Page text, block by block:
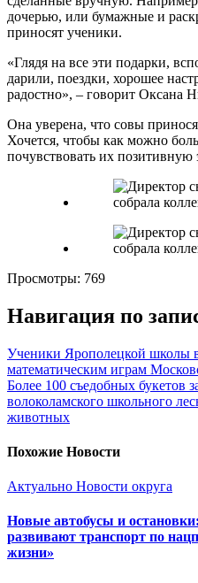
дочерью, или бумажные и
приносят ученики.
«Глядя на все эти подарки,
дарили, поездки, хорошее
радостно», – говорит Оксана
Она уверена, что совы
Хочется, чтобы как можно
почувствовать их позитивную
Просмотры: 769
Навигация по
Ученики Ярополецкой школы
математическим играм
Более 100 съедобных букетов
волоколамского школьного
животных
Похожие Новости
Актуально Новости округа
Новые автобусы и
развивают транспорт по
жизни»